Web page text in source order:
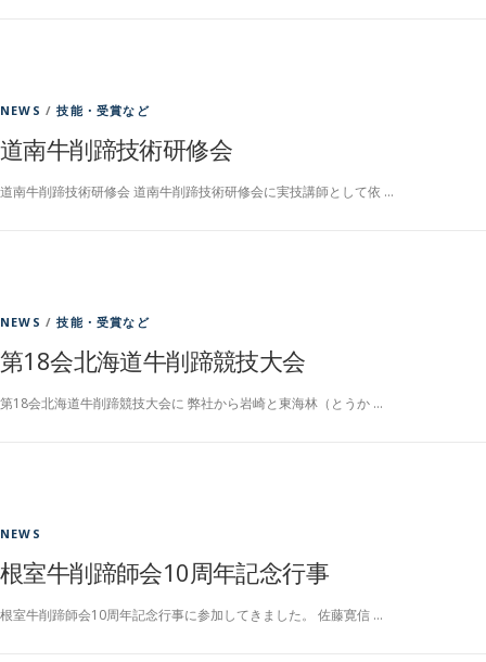
NEWS /技能・受賞など
道南牛削蹄技術研修会
道南牛削蹄技術研修会 道南牛削蹄技術研修会に実技講師として依 …
NEWS /技能・受賞など
第18会北海道牛削蹄競技大会
第18会北海道牛削蹄競技大会に 弊社から岩崎と東海林（とうか …
NEWS
根室牛削蹄師会10周年記念行事
根室牛削蹄師会10周年記念行事に参加してきました。 佐藤寛信 …